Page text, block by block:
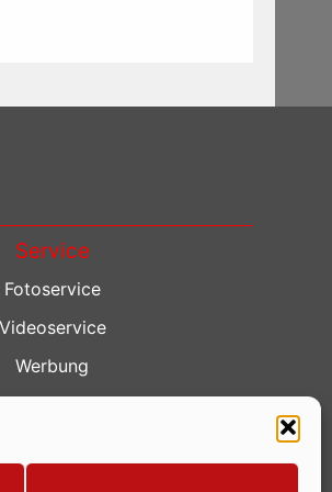
Service
Fotoservice
Videoservice
Werbung